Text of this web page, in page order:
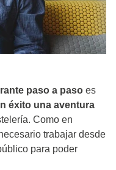
paso a paso es
éxito una aventura
Como en
trabajar desde
para poder